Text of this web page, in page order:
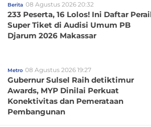
Berita 08 Agustus 2026 20:32
233 Peserta, 16 Lolos! Ini Daftar
Super Tiket di Audisi Umum PB
Djarum 2026 Makassar
Metro 08 Agustus 2026 19:27
Gubernur Sulsel Raih detiktimur
Awards, MYP Dinilai Perkuat
Konektivitas dan Pemerataan
Pembangunan